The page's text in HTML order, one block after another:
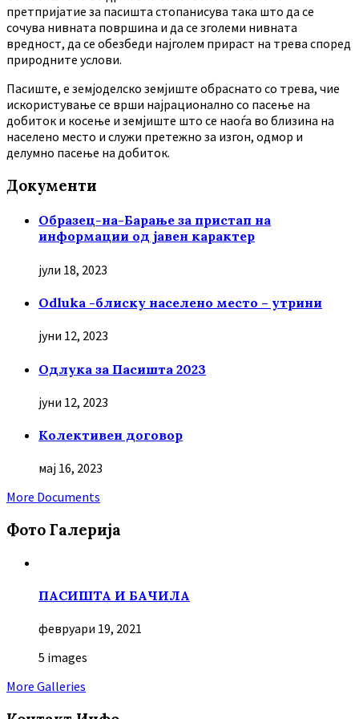
претпријатие за пасишта стопанисува така што да се
сочува нивната површина и да се зголеми нивната
вредност, да се обезбеди најголем прираст на трева според
природните услови.
Пасиште, е земјоделско земјиште обраснато со трева, чие
искористување се врши најрационално со пасење на
добиток и косење и земјиште што се наоѓа во близина на
населено место и служи претежно за изгон, одмор и
делумно пасење на добиток.
Документи
Образец-на-Барање за пристап на
информации од јавен карактер
јули 18, 2023
Odluka -блиску населено место – утрини
јуни 12, 2023
Oдлука за Пасишта 2023
јуни 12, 2023
Колективен договор
мај 16, 2023
More Documents
Фото Галерија
ПАСИШТА И БАЧИЛА
февруари 19, 2021
5 images
More Galleries